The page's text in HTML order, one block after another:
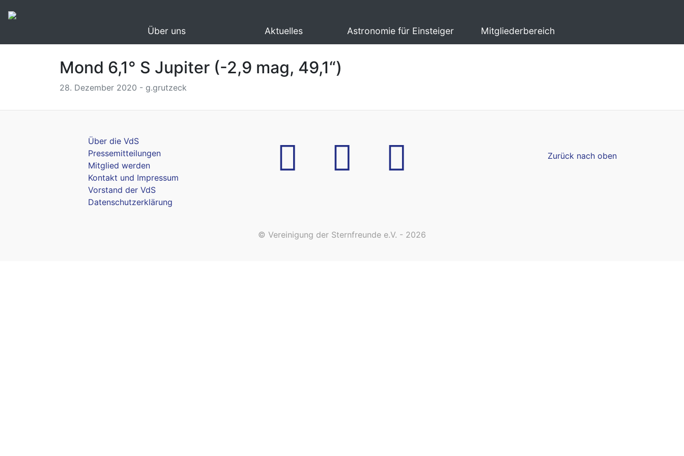
Über uns Aktuelles Astronomie für Einsteiger Mitgliederbereich
Mond 6,1° S Jupiter (-2,9 mag, 49,1“)
28. Dezember 2020 - g.grutzeck
Über die VdS
Pressemitteilungen
Mitglied werden
Kontakt und Impressum
Vorstand der VdS
Datenschutzerklärung
Zurück nach oben
© Vereinigung der Sternfreunde e.V. - 2026